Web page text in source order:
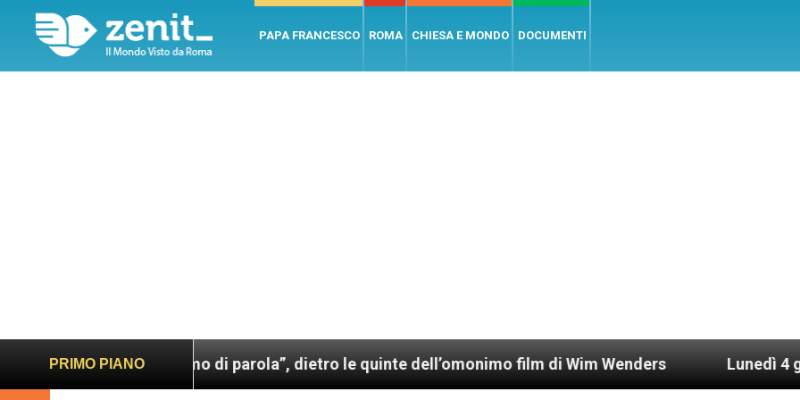
PAPA FRANCESCO ROMA CHIESA E MONDO DOCUMENTI
PRIMO PIANO
Un uomo di parola”, dietro le quinte dell’omonimo film di Wim Wenders Lunedì 4 gennaio 2021: